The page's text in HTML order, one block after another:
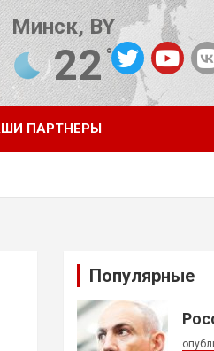
Минск, BY
22°C
от OpenWeatherMap
ПАРТНЕРЫ
Популярные